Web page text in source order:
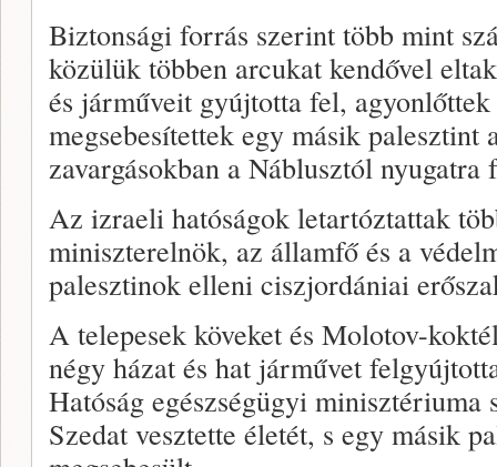
Biztonsági forrás szerint több mint
közülük többen arcukat kendővel
és járműveit gyújtotta fel,
megsebesítettek egy másik palesztint
zavargásokban a Náblusztól
Az izraeli hatóságok letartóztattak
miniszterelnök, az államfő és a
palesztinok elleni ciszjordániai
A telepesek köveket és Molotov-
négy házat és hat járművet
Hatóság egészségügyi minisztériuma
Szedat vesztette életét, s egy másik